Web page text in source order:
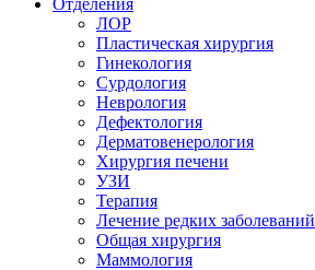
Отделения
ЛОР
Пластическая хирургия
Гинекология
Сурдология
Неврология
Дефектология
Дерматовенерология
Хирургия печени
УЗИ
Терапия
Лечение редких заболеваний
Общая хирургия
Маммология